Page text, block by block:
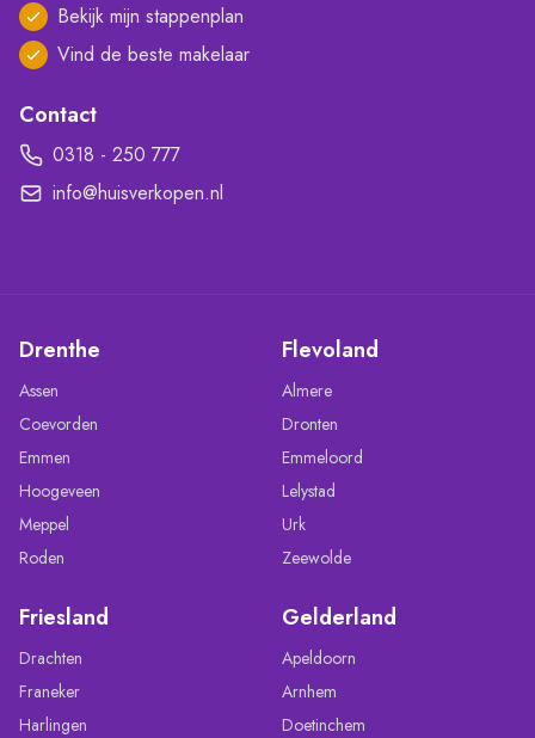
Bekijk mijn stappenplan
Vind de beste makelaar
Contact
0318 - 250 777
info@huisverkopen.nl
Drenthe
Assen
Coevorden
Emmen
Hoogeveen
Meppel
Roden
Flevoland
Almere
Dronten
Emmeloord
Lelystad
Urk
Zeewolde
Friesland
Drachten
Franeker
Harlingen
Gelderland
Apeldoorn
Arnhem
Doetinchem